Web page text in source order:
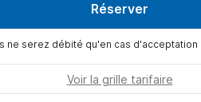
Réserver
ne serez débité qu'en cas d'acceptation
Voir la grille tarifaire